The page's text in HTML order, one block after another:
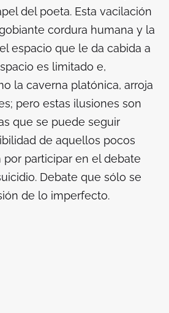
del poeta. Esta vacilación
cordura humana y la
espacio que le da cabida a
es limitado e,
la caverna platónica, arroja
pero estas ilusiones son
que se puede seguir
de aquellos pocos
participar en el debate
Debate que sólo se
de lo imperfecto.